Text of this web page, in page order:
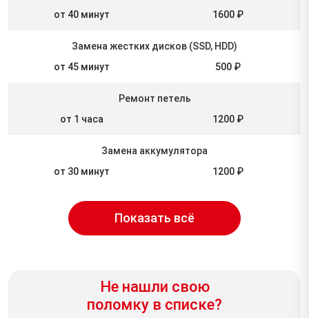
от 40 минут
1600 ₽
Замена жестких дисков (SSD, HDD)
от 45 минут
500 ₽
Ремонт петель
от 1 часа
1200 ₽
Замена аккумулятора
от 30 минут
1200 ₽
Показать всё
Не нашли свою
поломку в списке?